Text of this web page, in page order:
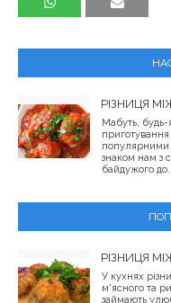
РІЗНИЦЯ
Мабуть, будь-
популярними
знаком нам з
байдужого до...
РІЗНИЦЯ
У кухнях
м'ясного та
займають